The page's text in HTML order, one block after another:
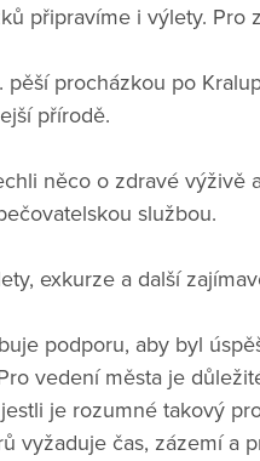
připravíme i výlety. Pro
procházkou po
přírodě.
něco o zdravé výživě
službou.
exkurze a další
podporu, aby byl
vedení města je
je rozumné takový
vyžaduje čas, zázemí a